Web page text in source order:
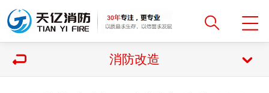
消防改造